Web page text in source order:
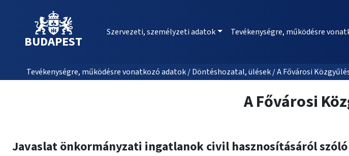
BUDAPEST
Szervezeti, személyzeti adatok Tevékenységre, működésre
Tevékenységre, működésre vonatkozó adatok / Döntéshozatal, ülések / A Fővárosi
A Fővárosi
Javaslat önkormányzati ingatlanok civil hasznosításáról